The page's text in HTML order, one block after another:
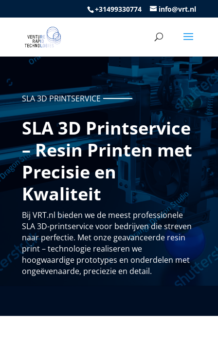
+31499330774 info@vrt.nl
SLA 3D PRINTSERVICE
SLA 3D Printservice
– Resin Printen met
Precisie en
Kwaliteit
Bij VRT.nl bieden we de meest professionele
SLA 3D-printservice voor bedrijven die streven
naar perfectie. Met onze geavanceerde resin
print – technologie realiseren we
hoogwaardige prototypes en onderdelen met
ongeëvenaarde, preciezie en detail.